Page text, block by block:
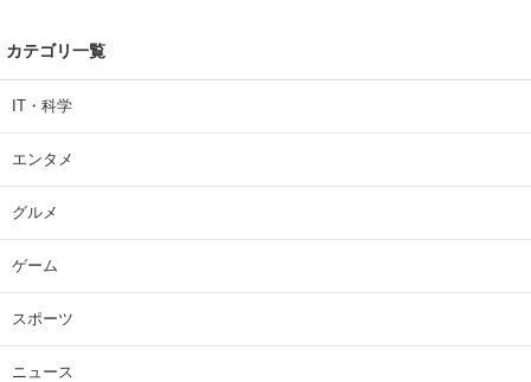
カテゴリ一覧
IT・科学
エンタメ
グルメ
ゲーム
スポーツ
ニュース